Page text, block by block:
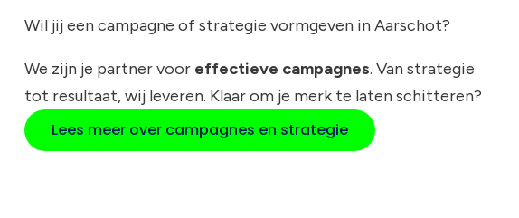
Wil jij een campagne of strategie vormgeven in Aarschot?
We zijn je partner voor effectieve campagnes. Van strategie
tot resultaat, wij leveren. Klaar om je merk te laten schitteren?
Lees meer over campagnes en strategie